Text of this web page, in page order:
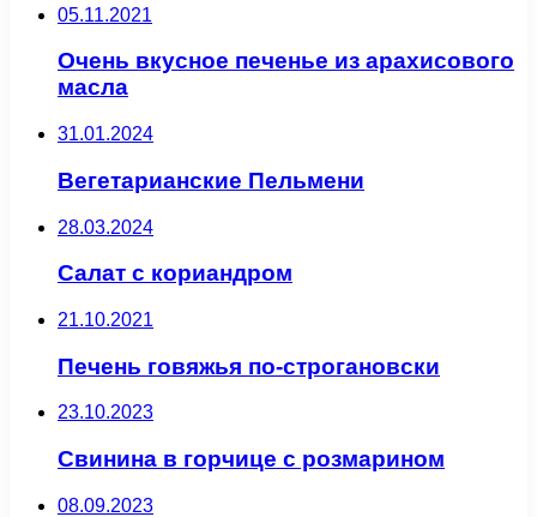
05.11.2021
Очень вкусное печенье из арахисового
масла
31.01.2024
Вегетарианские Пельмени
28.03.2024
Салат с кориандром
21.10.2021
Печень говяжья по-строгановски
23.10.2023
Свинина в горчице с розмарином
08.09.2023